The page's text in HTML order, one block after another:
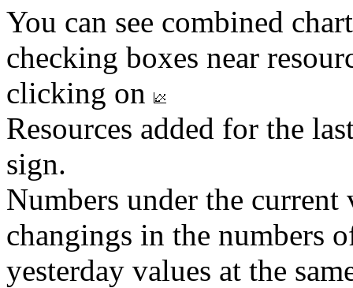
You can see combined
checking boxes near
clicking on
Resources added for the
sign.
Numbers under the
changings in the numbers
yesterday values at the